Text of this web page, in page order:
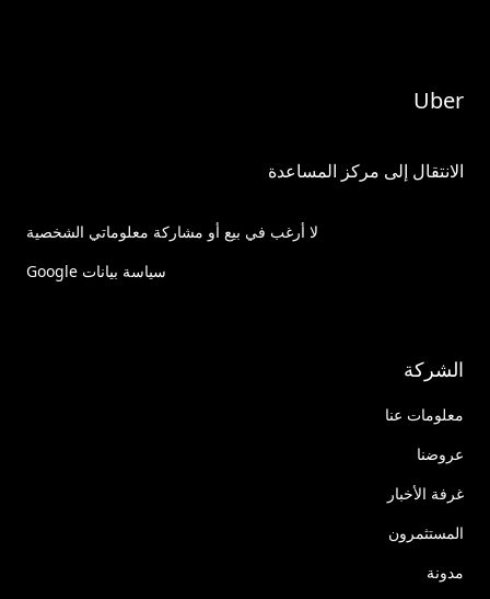
Uber
الانتقال إلى مركز المساعدة
لا أرغب في بيع أو مشاركة معلوماتي الشخصية
سياسة بيانات Google
الشركة
معلومات عنا
عروضنا
غرفة الأخبار
المستثمرون
مدونة